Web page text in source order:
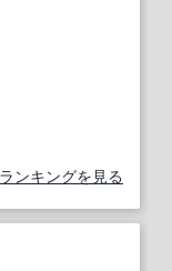
ンキングを見る